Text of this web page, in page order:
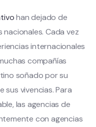
han dejado de
Cada vez
internacionales
compañías
soñado por su
sus vivencias. Para
las agencias de
con agencias